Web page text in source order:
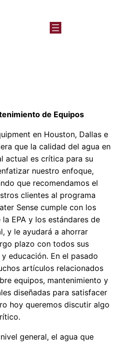
de Equipos
en Houston, Dallas e
que la calidad del agua en
actual es crítica para su
nuestro enfoque,
que recomendamos el
clientes al programa
Sense cumple con los
EPA y los estándares de
y le ayudará a ahorrar
plazo con todos sus
educación. En el pasado
artículos relacionados
equipos, mantenimiento y
diseñadas para satisfacer
hoy queremos discutir algo
general, el agua que